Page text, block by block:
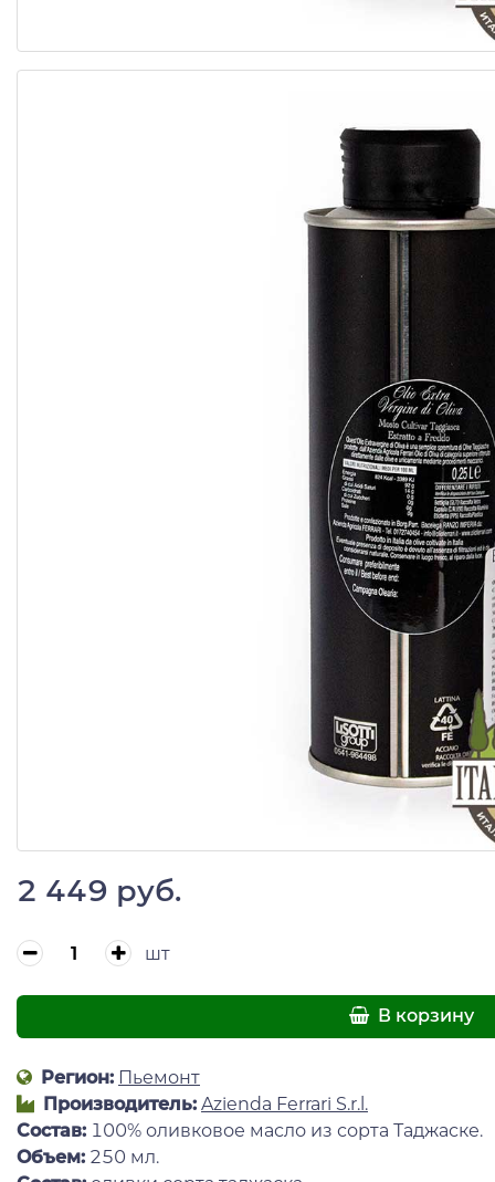
2 449 руб.
шт
В корзину
Регион: Пьемонт
Производитель: Azienda Ferrari S.r.l.
Состав: 100% оливковое масло из сорта Таджаске.
Объем: 250 мл.